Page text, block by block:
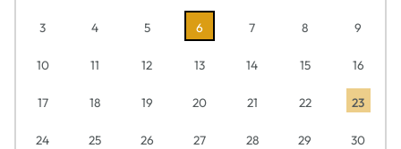
3 4 5 6 7 8 9
10 11 12 13 14 15 16
17 18 19 20 21 22 23
24 25 26 27 28 29 30